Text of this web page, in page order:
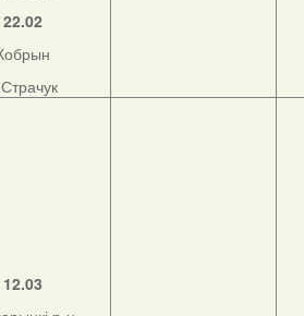
22.02
12.03